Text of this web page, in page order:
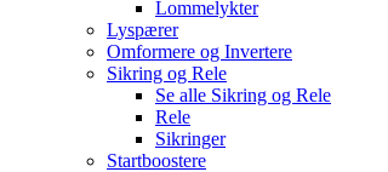
Lommelykter
Lyspærer
Omformere og Invertere
Sikring og Rele
Se alle Sikring og Rele
Rele
Sikringer
Startboostere